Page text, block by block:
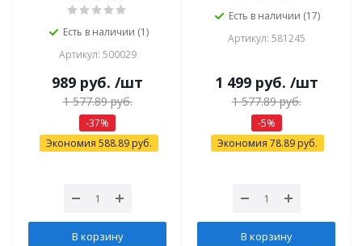
Есть в наличии (1)
Артикул: 500029
989 руб. /шт
1 577.89руб.
-37%
Экономия 588.89руб.
В корзину
Есть в наличии (17)
Артикул: 581245
1 499руб. /шт
1 577.89руб.
-5%
Экономия 78.89 руб.
В корзину